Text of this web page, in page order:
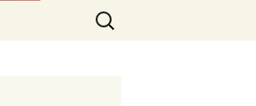
Buscar: